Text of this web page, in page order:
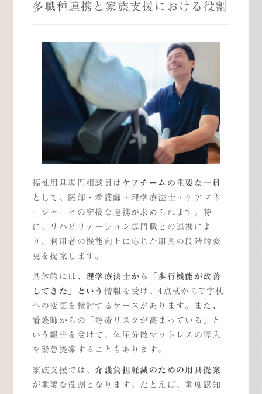
多職種連携と家族支援における役割
福祉用具専門相談員は ケアチームの重要な一員
として、医師・看護師・理学療法士・ケアマネ
ージャーとの密接な連携が求められます。特
に、リハビリテーション専門職との連携によ
り、利用者の機能向上に応じた用具の段階的変
更を提案します。
具体的には、 理学療法士から「歩行機能が改善
してきた」という情報 を受け、4点杖からT字杖
への変更を検討するケースがあります。また、
看護師からの「褥瘡リスクが高まっている」と
いう報告を受けて、体圧分散マットレスの導入
を緊急提案することもあります。
家族支援では、 介護負担軽減のための用具提案
が重要な役割となります。たとえば、重度認知